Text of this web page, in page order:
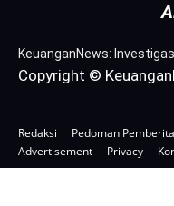
KeuanganNews:
Copyright ©
Redaksi Pedoman
Advertisement
Privacy